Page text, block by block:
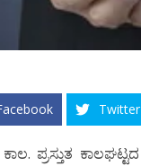
Twitter
ಪ್ರಸ್ತುತ ಕಾಲಘಟ್ಟದ